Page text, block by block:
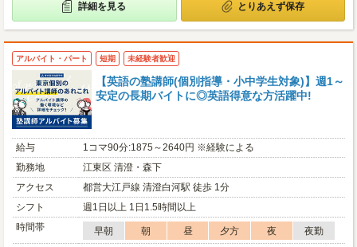
詳細を見る とりあえず保存
アルバイト・パート 短期 未経験者歓迎
【英語の塾講師(個別指導・小中学生対象)】週1～
安定の長期バイトに◎英語得意な方活躍中!
給与
1コマ90分:1875～2640円 ※経験による
勤務地
江東区 清澄・森下
アクセス
都営大江戸線 清澄白河駅 徒歩 1分
シフト
週1日以上 1日1.5時間以上
時間帯
早朝 朝 昼 夕方 夜
夜勤